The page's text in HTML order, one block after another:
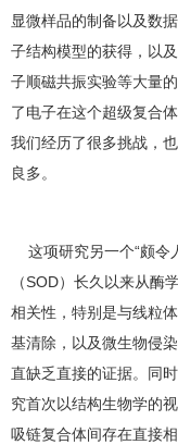
显微样品的制备以及数
子结构模型的获得，以
子顺磁共振实验等大量
了电子在这个超级复合
我们经历了很多挑战，
良多。
这项研究另一个“颇令
（SOD）长久以来从酶
相关性，特别是与线粒
基清除，以及微生物侵
直缺乏直接的证据。同
究首次以结构生物学的
吸链复合体间存在直接